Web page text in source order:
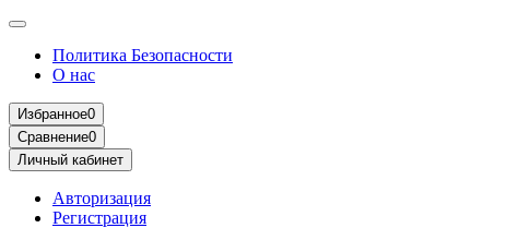
Политика Безопасности
О нас
Избранное0
Сравнение0
Личный кабинет
Авторизация
Регистрация